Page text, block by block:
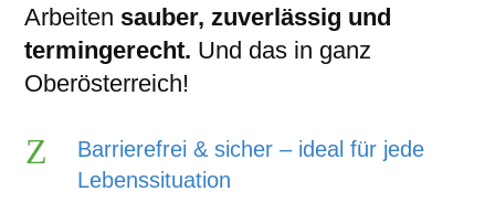
Arbeiten sauber, zuverlässig und
termingerecht. Und das in ganz
Oberösterreich!
Z
Barrierefrei & sicher – ideal für jede
Lebenssituation